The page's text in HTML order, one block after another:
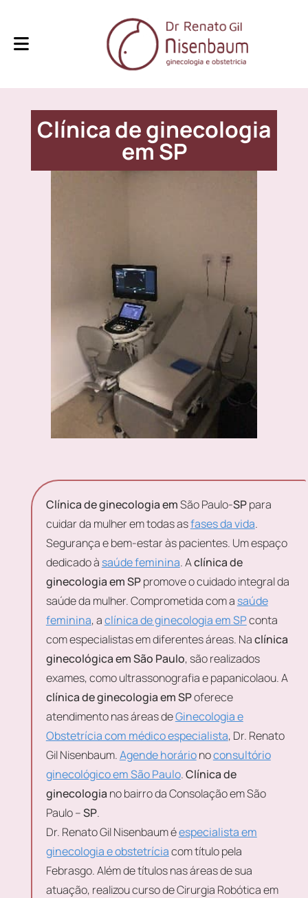
Clínica de ginecologia
em SP
Clínica de ginecologia emSão Paulo-SPpara
cuidar da mulher em todas asfases da vida.
Segurança e bem-estar às pacientes. Um espaço
dedicado à saúde feminina. Aclínica de
ginecologia em SPpromove o cuidado integral da
saúde da mulher. Comprometida com a saúde
feminina, aclínica de ginecologia em SPconta
com especialistas em diferentes áreas. Naclínica
ginecológica em São Paulo, são realizados
exames, como ultrassonografia e papanicolaou. A
clínica de ginecologia em SPoferece
atendimento nas áreas deGinecologia e
Obstetrícia com médico especialista, Dr. Renato
Gil Nisenbaum.Agende horárionoconsultório
ginecológico em São Paulo.Clínica de
ginecologia no bairro da Consolação em São
Paulo –SP.
Dr. Renato Gil Nisenbaum éespecialista em
ginecologia e obstetríciacom título pela
Febrasgo. Além de títulos nas áreas de sua
atuação, realizou curso de Cirurgia Robótica em